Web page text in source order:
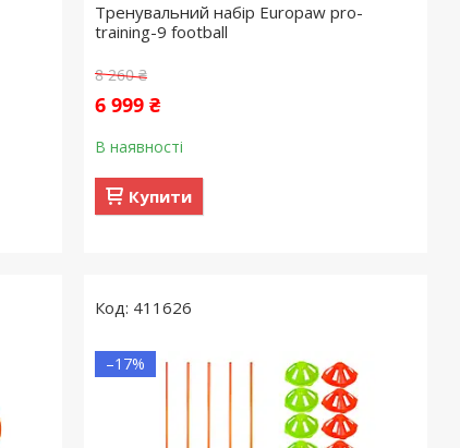
Тренувальний набір Europaw pro-
training-9 football
8 260 ₴
6 999 ₴
В наявності
Купити
411626
–17%